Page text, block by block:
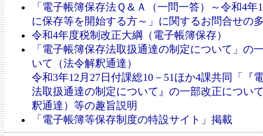
「電子帳簿保存法Ｑ＆Ａ（一問一答）～令和4年
に保存等を開始する方～」に関するお問合せの
令和4年度税制改正大綱（電子帳簿保存）
「電子帳簿保存法取扱通達の制定について」の
いて（法令解釈通達）
令和3年12月27日付課総10－51ほか4課共同「『
法取扱通達の制定について』の一部改正につい
釈通達）等の趣旨説明
「電子帳簿等保存制度の特設サイト」掲載